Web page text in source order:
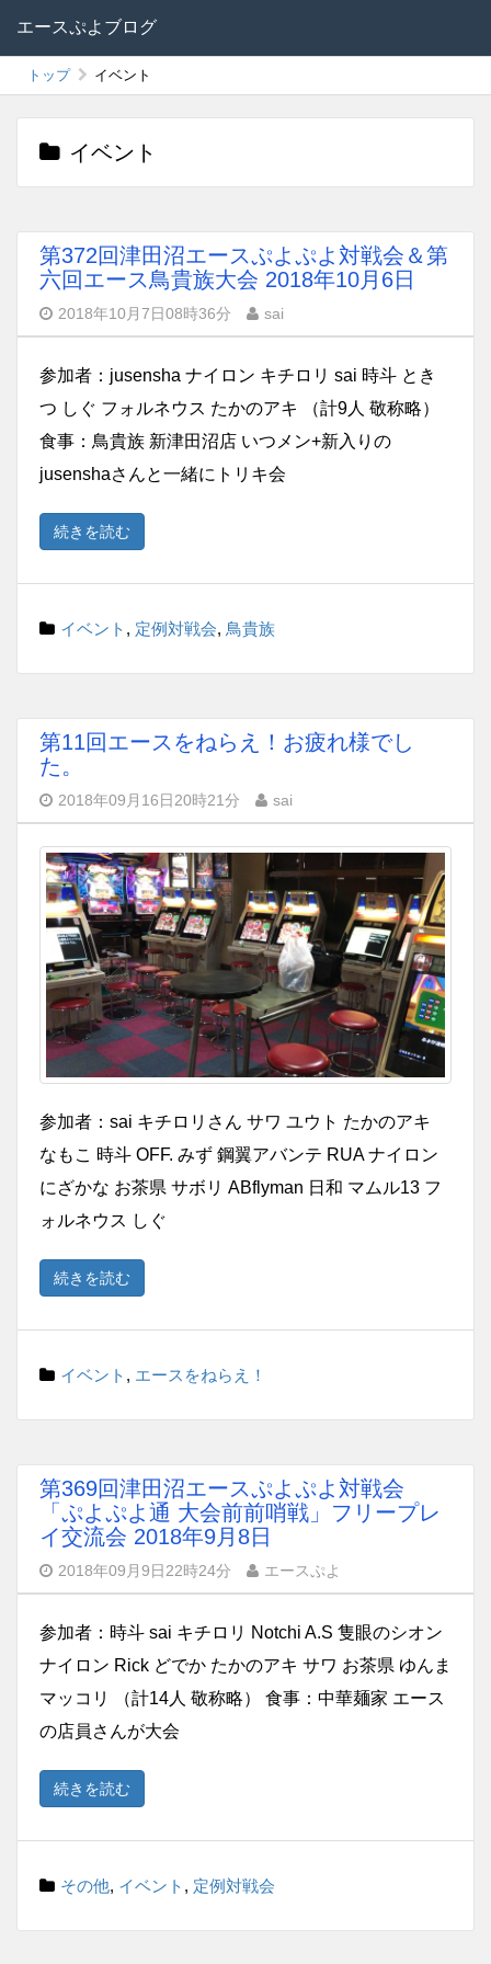
エースぷよブログ
トップ イベント
イベント
第372回津田沼エースぷよぷよ対戦会＆第
六回エース鳥貴族大会 2018年10月6日
2018年10月7日08時36分 sai
参加者：jusensha ナイロン キチロリ sai 時斗 とき
つ しぐ フォルネウス たかのアキ （計9人 敬称略）
食事：鳥貴族 新津田沼店 いつメン+新入りの
jusenshaさんと一緒にトリキ会
続きを読む
イベント , 定例対戦会, 鳥貴族
第11回エースをねらえ！お疲れ様でし
た。
2018年09月16日20時21分 sai
参加者：sai キチロリさん サワ ユウト たかのアキ
なもこ 時斗 OFF. みず 鋼翼アバンテ RUA ナイロン
にざかな お茶県 サボリ ABflyman 日和 マムル13 フ
ォルネウス しぐ
続きを読む
イベント , エースをねらえ！
第369回津田沼エースぷよぷよ対戦会
「ぷよぷよ通 大会前前哨戦」フリープレ
イ交流会 2018年9月8日
2018年09月9日22時24分 エースぷよ
参加者：時斗 sai キチロリ Notchi A.S 隻眼のシオン
ナイロン Rick どでか たかのアキ サワ お茶県 ゆんま
マッコリ （計14人 敬称略） 食事：中華麺家 エース
の店員さんが大会
続きを読む
その他, イベント , 定例対戦会